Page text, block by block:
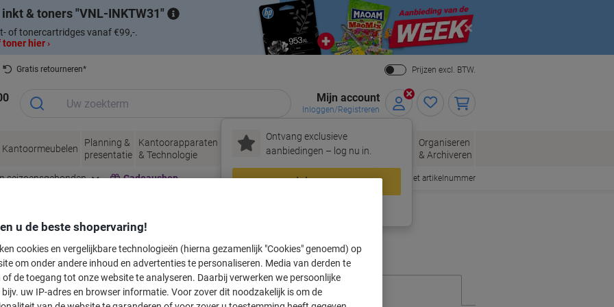
inkt & toners VNL-INKTW31
of tonercartridges vanaf €99,-.
hier ›
Close
Gratis retourneren*
Prijzen excl. BTW.
Mijn account
Inloggen/Registreren
Ontvang exclusieve
aanbiedingen – log nu in.
Inloggen
Kantoormeubelen
Planning &
presentatie
Kantoorapparaten
& Technologie
Inkt &
Toner
Papier, Enveloppen
& Verpakken
Kantoorartikelen
Organiseren
& Archiveren
seizoensgebonden Cadeaushop Snel bestellen met artikelnummer
voor uw printer
Kies merk, reeks en model uit de opties hieronder
u de beste shopervaring!
cookies en vergelijkbare technologieën (hierna gezamenlijk "Cookies" genoemd) op
om onder andere inhoud en advertenties te personaliseren. Media van derden te
of de toegang tot onze website te analyseren. Daarbij verwerken we persoonlijke
bijv. uw IP-adres en browser informatie. Voor zover dit noodzakelijk is om de